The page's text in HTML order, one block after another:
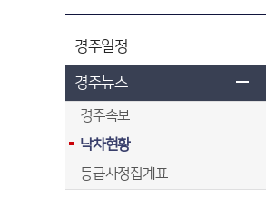
경주일정
경주뉴스
경주속보
낙차현황
등급사정집계표